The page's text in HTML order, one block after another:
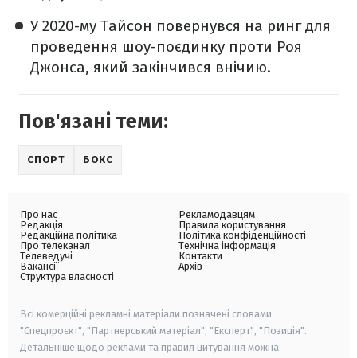
У 2020-му Тайсон повернувся на ринг для
проведення шоу-поєдинку проти Роя
Джонса, який закінчився внічию.
Пов'язані теми:
СПОРТ БОКС
Про нас
Редакція
Редакційна політика
Про телеканал
Телеведучі
Вакансії
Структура власності
Рекламодавцям
Правила користування
Політика конфіденційності
Технічна інформація
Контакти
Архів
Всі комерційні рекламні матеріали позначені словами
"Спецпроєкт", "Партнерський матеріал", "Експерт", "Позиція".
Детальніше щодо реклами та правил цитування можна